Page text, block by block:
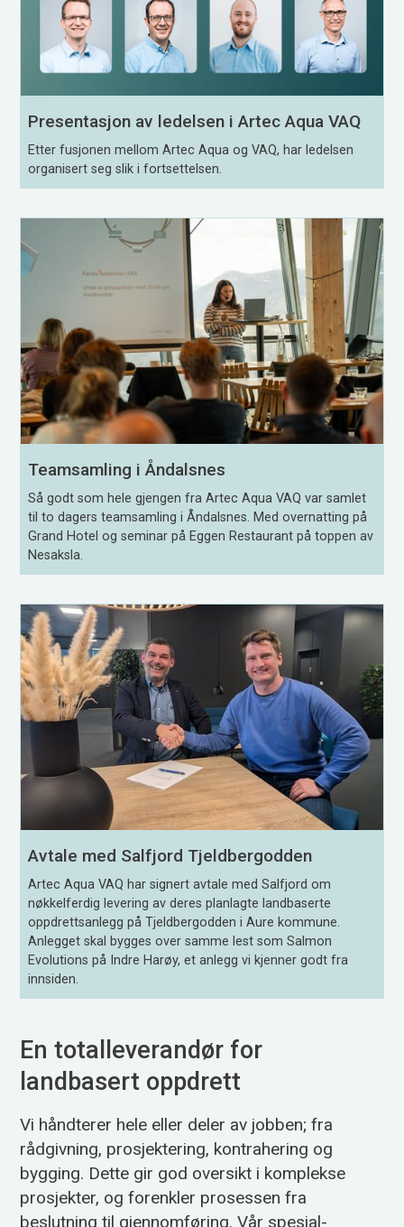
Presentasjon av ledelsen i Artec Aqua VAQ
Etter fusjonen mellom Artec Aqua og VAQ, har ledelsen
organisert seg slik i fortsettelsen.
Teamsamling i Åndalsnes
Så godt som hele gjengen fra Artec Aqua VAQ var samlet
til to dagers teamsamling i Åndalsnes. Med overnatting på
Grand Hotel og seminar på Eggen Restaurant på toppen av
Nesaksla.
Avtale med Salfjord Tjeldbergodden
Artec Aqua VAQ har signert avtale med Salfjord om
nøkkelferdig levering av deres planlagte landbaserte
oppdrettsanlegg på Tjeldbergodden i Aure kommune.
Anlegget skal bygges over samme lest som Salmon
Evolutions på Indre Harøy, et anlegg vi kjenner godt fra
innsiden.
En totalleverandør for
landbasert oppdrett
Vi håndterer hele eller deler av jobben; fra
rådgivning, prosjektering, kontrahering og
bygging. Dette gir god oversikt i komplekse
prosjekter, og forenkler prosessen fra
beslutning til gjennom­føring. Vår spesial­